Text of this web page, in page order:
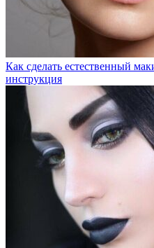
Как сделать естественный
инструкция